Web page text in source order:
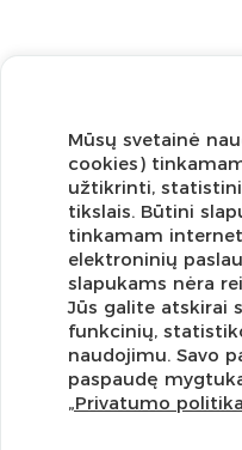
Užsisakykite
pasiūlymus!
Mūsų svetainė
cookies)
užtikrinti,
tikslais. Būtini
tinkamam
elektroninių
slapukams nėra
Jūs galite atskirai
funkcinių,
naudojimu. Savo
paspaudę
„Privatumo